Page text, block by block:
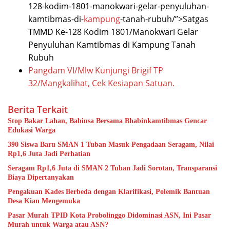
128-kodim-1801-manokwari-gelar-penyuluhan-
kamtibmas-di-kampung-tanah-rubuh/”>Satgas
TMMD Ke-128 Kodim 1801/Manokwari Gelar
Penyuluhan Kamtibmas di Kampung Tanah
Rubuh
Pangdam VI/Mlw Kunjungi Brigif TP
32/Mangkalihat, Cek Kesiapan Satuan.
Berita Terkait
Stop Bakar Lahan, Babinsa Bersama Bhabinkamtibmas Gencar
Edukasi Warga
390 Siswa Baru SMAN 1 Tuban Masuk Pengadaan Seragam, Nilai
Rp1,6 Juta Jadi Perhatian
Seragam Rp1,6 Juta di SMAN 2 Tuban Jadi Sorotan, Transparansi
Biaya Dipertanyakan
Pengakuan Kades Berbeda dengan Klarifikasi, Polemik Bantuan
Desa Kian Mengemuka
Pasar Murah TPID Kota Probolinggo Didominasi ASN, Ini Pasar
Murah untuk Warga atau ASN?